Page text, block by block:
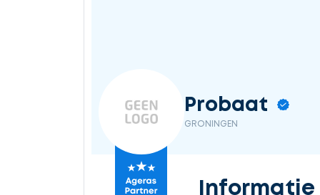
Probaat
GRONINGEN
Informatie